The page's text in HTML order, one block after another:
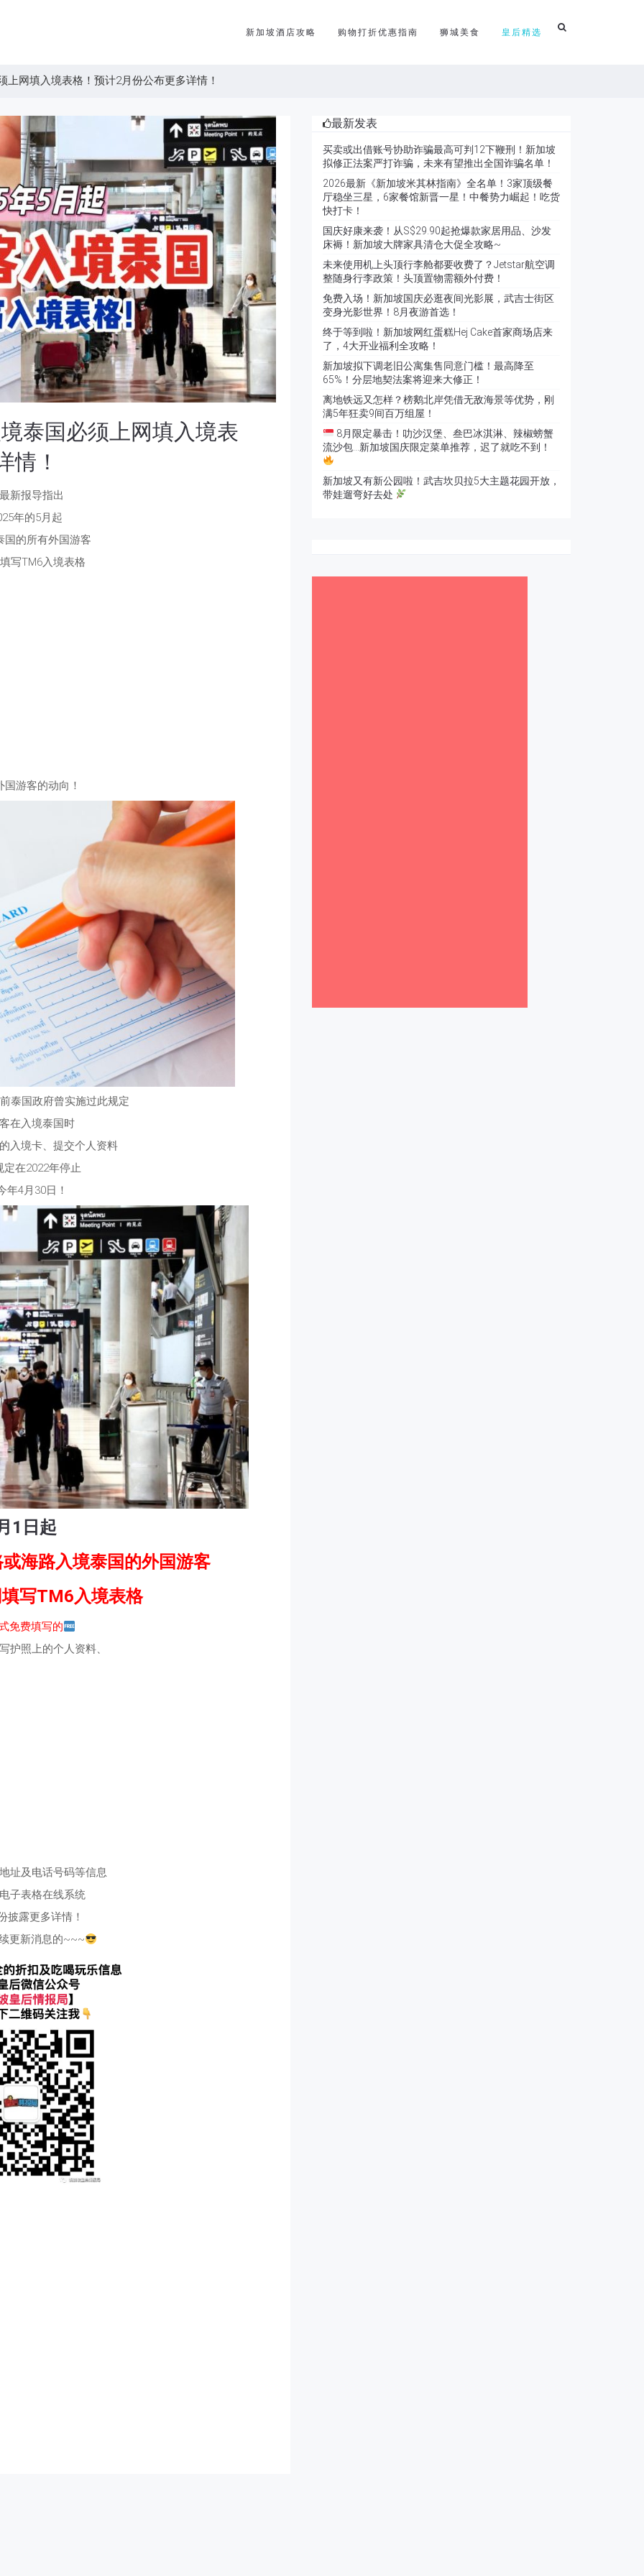
新加坡酒店攻略 购物打折优惠指南 狮城美食 皇后精选
网填入境表格！预计2月份公布更多详情！
泰国必须上网填入境表
情！
新报导指出
年的5月起
国的所有外国游客
写TM6入境表格
国游客的动向！
泰国政府曾实施过此规定
在入境泰国时
入境卡、提交个人资料
定在2022年停止
年4月30日！
1日起
海路入境泰国的外国游客
写TM6入境表格
免费填写的
护照上的个人资料、
址及电话号码等信息
子表格在线系统
披露更多详情！
更新消息的~~~
最新发表
买卖或出借账号协助诈骗最高可判12下鞭刑！新加坡
拟修正法案严打诈骗，未来有望推出全国诈骗名单！
2026最新《新加坡米其林指南》全名单！3家顶级餐
厅稳坐三星，6家餐馆新晋一星！中餐势力崛起！吃货
快打卡！
国庆好康来袭！从S$29.90起抢爆款家居用品、沙发
床褥！新加坡大牌家具清仓大促全攻略~
未来使用机上头顶行李舱都要收费了？Jetstar航空调
整随身行李政策！头顶置物需额外付费！
免费入场！新加坡国庆必逛夜间光影展，武吉士街区
变身光影世界！8月夜游首选！
终于等到啦！新加坡网红蛋糕Hej Cake首家商场店来
了，4大开业福利全攻略！
新加坡拟下调老旧公寓集售同意门槛！最高降至
65%！分层地契法案将迎来大修正！
离地铁远又怎样？榜鹅北岸凭借无敌海景等优势，刚
满5年狂卖9间百万组屋！
8月限定暴击！叻沙汉堡、叁巴冰淇淋、辣椒螃蟹
流沙包…新加坡国庆限定菜单推荐，迟了就吃不到！
新加坡又有新公园啦！武吉坎贝拉5大主题花园开放，
带娃遛弯好去处